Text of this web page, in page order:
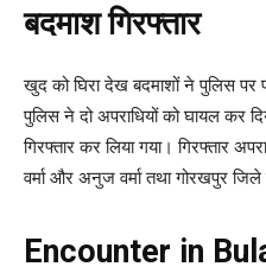
बदमाश गिरफ्तार
खुद को घिरा देख बदमाशों ने पुलिस पर
पुलिस ने दो अपराधियों को घायल कर
गिरफ्तार कर लिया गया। गिरफ्तार
वर्मा और अनुज वर्मा तथा गोरखपुर
Encounter in